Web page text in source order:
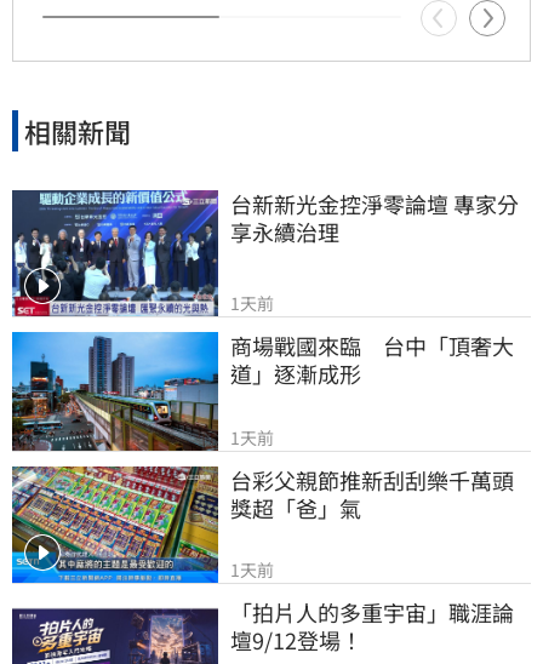
相關新聞
台新新光金控淨零論壇 專家分
享永續治理
1天前
商場戰國來臨　台中「頂奢大
道」逐漸成形
1天前
台彩父親節推新刮刮樂千萬頭
獎超「爸」氣
1天前
「拍片人的多重宇宙」職涯論
壇9/12登場！